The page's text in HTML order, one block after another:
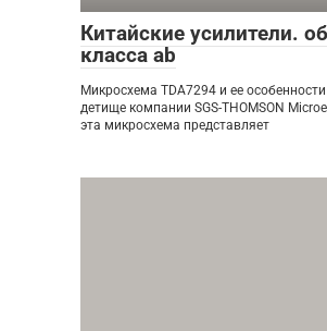
Китайские усилители.
класса ab
Микросхема TDA7294 и ее
детище компании SGS-THOMSON
эта микросхема представляет